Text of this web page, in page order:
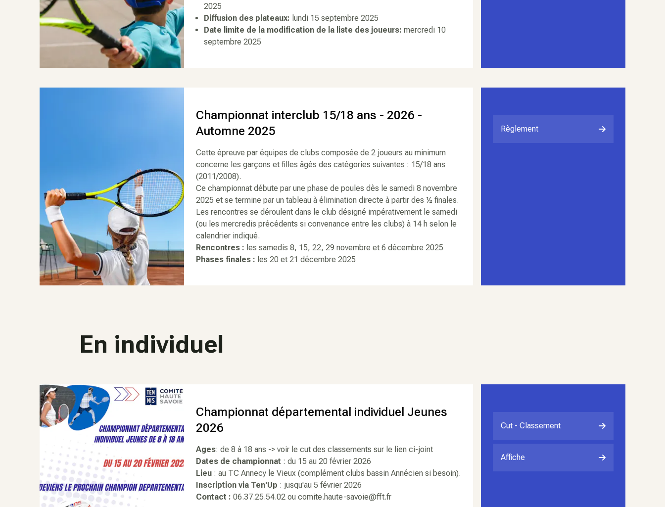
2025
Diffusion des plateaux: lundi 15 septembre 2025
Date limite de la modification de la liste des joueurs: mercredi 10
septembre 2025
Championnat interclub 15/18 ans - 2026 -
Automne 2025
Cette épreuve par équipes de clubs composée de 2 joueurs au minimum
concerne les garçons et filles âgés des catégories suivantes : 15/18 ans
(2011/2008).
Ce championnat débute par une phase de poules dès le samedi 8 novembre
2025 et se termine par un tableau à élimination directe à partir des ½ finales.
Les rencontres se déroulent dans le club désigné impérativement le samedi
(ou les mercredis précédents si convenance entre les clubs) à 14 h selon le
calendrier indiqué.
Rencontres : les samedis 8, 15, 22, 29 novembre et 6 décembre 2025
Phases finales : les 20 et 21 décembre 2025
Règlement
En individuel
Championnat départemental individuel Jeunes
2026
Ages: de 8 à 18 ans -> voir le cut des classements sur le lien ci-joint
Dates de championnat : du 15 au 20 février 2026
Lieu : au TC Annecy le Vieux (complément clubs bassin Annécien si besoin).
Inscription via Ten'Up : jusqu'au 5 février 2026
Contact : 06.37.25.54.02 ou comite.haute-savoie@fft.fr
Cut - Classement
Affiche